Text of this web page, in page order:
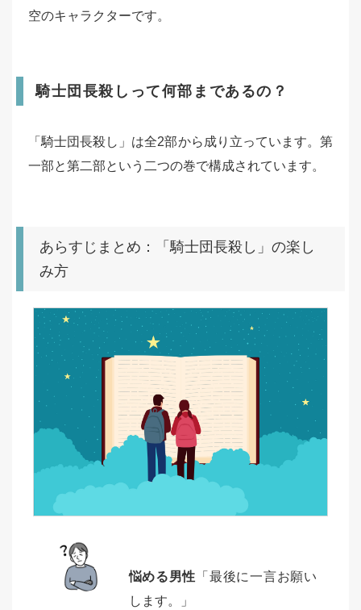
空のキャラクターです。
騎士団長殺しって何部まであるの？
「騎士団長殺し」は全2部から成り立っています。第
一部と第二部という二つの巻で構成されています。
あらすじまとめ：「騎士団長殺し」の楽し
み方
悩める男性 「最後に一言お願い
します。」